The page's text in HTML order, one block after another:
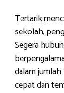
Tertarik
sekolah,
Segera
dalam
cepat dan